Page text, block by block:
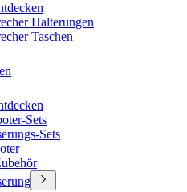
Halterungen
Taschen
Sets
Sets